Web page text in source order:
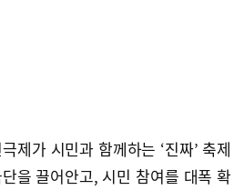
제가 시민과 함께하는 ‘진짜’ 축제
을 끌어안고, 시민 참여를 대폭 확